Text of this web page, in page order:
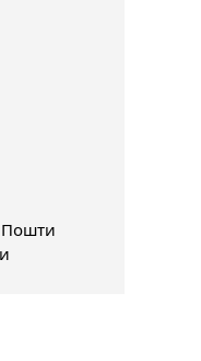
Пошти